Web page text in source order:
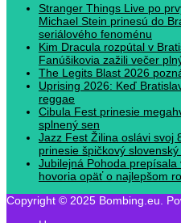
Stranger Things Live po
Michael Stein prinesú do
seriálového fenoménu
Kim Dracula rozpútal v
Fanúšikovia zažili večer
The Legits Blast 2026
Uprising 2026: Keď
reggae
Cibula Fest prinesie
splnený sen
Jazz Fest Žilina oslávi svoj
prinesie špičkový
Jubilejná Pohoda
hovoria opäť o najlepšom
Copyright © 2025 Bombing.eu.